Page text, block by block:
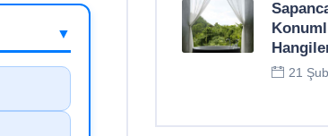
▼
21